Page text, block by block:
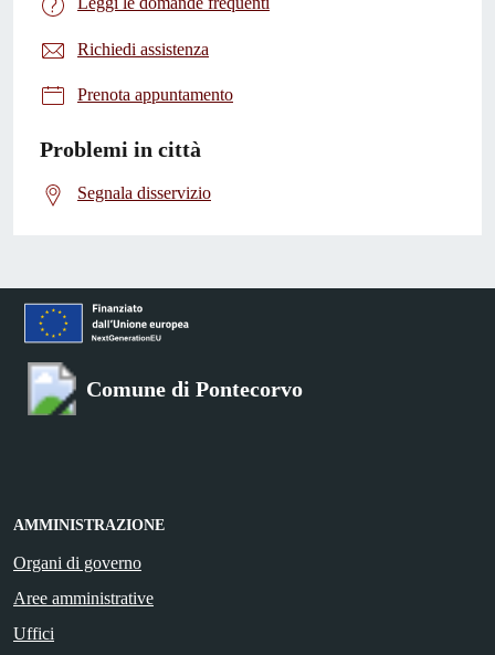
Richiedi assistenza
Prenota appuntamento
Problemi in città
Segnala disservizio
Comune di Pontecorvo
AMMINISTRAZIONE
Organi di governo
Aree amministrative
Uffici